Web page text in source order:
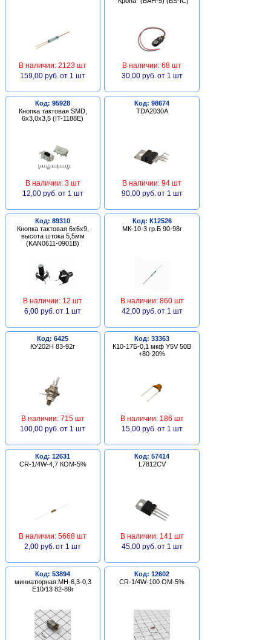
В наличии: 2123 шт
159,00 руб. от 1 шт
В наличии: 68 шт
30,00 руб. от 1 шт
Код: 95928
Кнопка тактовая SMD,
6х3,0х3,5 (IT-1188E)
В наличии: 3 шт
12,00 руб. от 1 шт
Код: 98674
TDA2030A
В наличии: 94 шт
90,00 руб. от 1 шт
Код: 89310
Кнопка тактовая 6х6х9,
высота штока 5,5мм
(KAN0611-0901B)
В наличии: 12 шт
6,00 руб. от 1 шт
Код: К12526
МК-10-3 гр.Б 90-98г
В наличии: 860 шт
42,00 руб. от 1 шт
Код: 6425
КУ202Н 83-92г
В наличии: 715 шт
100,00 руб. от 1 шт
Код: 33363
К10-17Б-0,1 мкф Y5V 50В
+80-20%
В наличии: 186 шт
15,00 руб. от 1 шт
Код: 12631
CR-1/4W-4,7 КОМ-5%
В наличии: 5668 шт
2,00 руб. от 1 шт
Код: 57414
L7812CV
В наличии: 141 шт
45,00 руб. от 1 шт
Код: 53894
миниатюрная:МН-6,3-0,3
Е10/13 82-89г
Код: 12602
CR-1/4W-100 ОМ-5%